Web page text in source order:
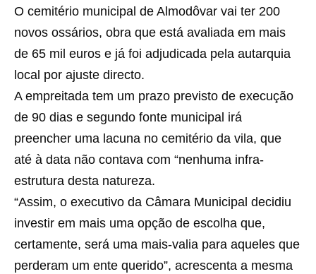
O cemitério municipal de Almodôvar vai ter 200
novos ossários, obra que está avaliada em mais
de 65 mil euros e já foi adjudicada pela autarquia
local por ajuste directo.
A empreitada tem um prazo previsto de execução
de 90 dias e segundo fonte municipal irá
preencher uma lacuna no cemitério da vila, que
até à data não contava com “nenhuma infra-
estrutura desta natureza.
“Assim, o executivo da Câmara Municipal decidiu
investir em mais uma opção de escolha que,
certamente, será uma mais-valia para aqueles que
perderam um ente querido”, acrescenta a mesma